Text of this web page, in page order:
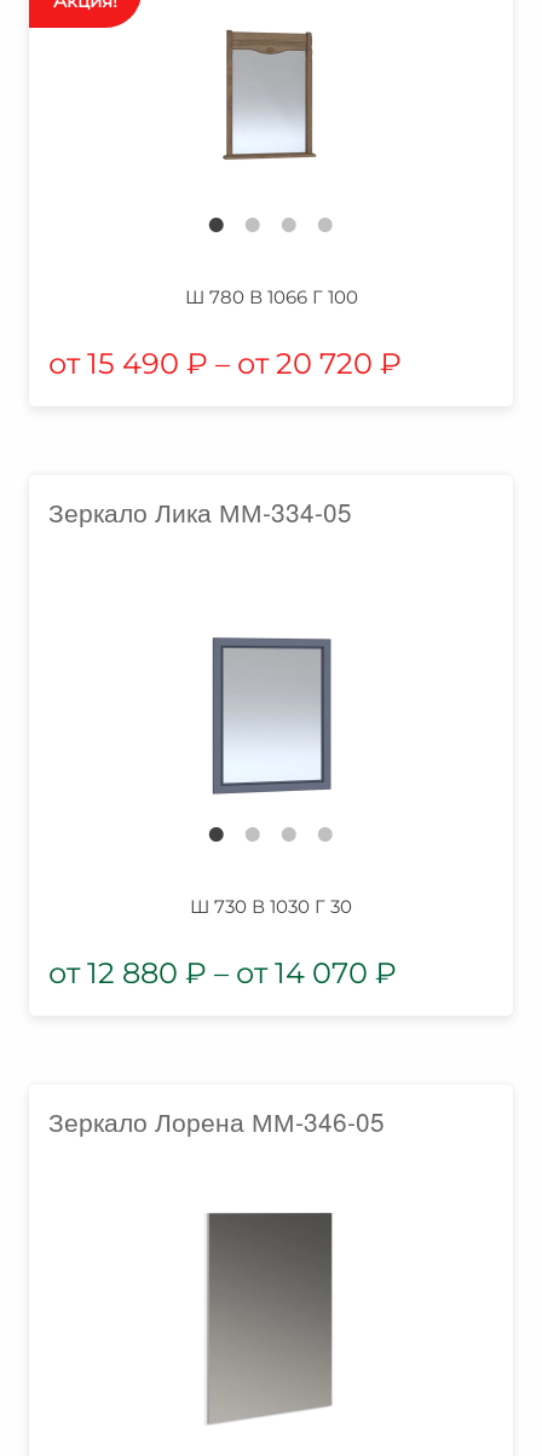
Ш 780 В 1066 Г 100
15 490 ₽ – 20 720 ₽
Зеркало Лика ММ-334-05
Ш 730 В 1030 Г 30
12 880 ₽ – 14 070 ₽
Зеркало Лорена ММ-346-05